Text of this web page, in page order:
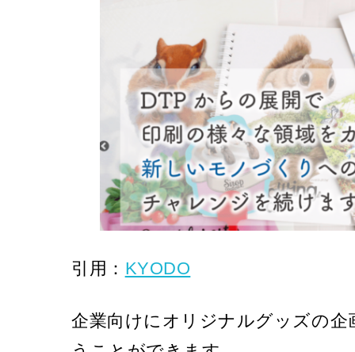
引用： KYODO
企業向けにオリジナルグッズの企